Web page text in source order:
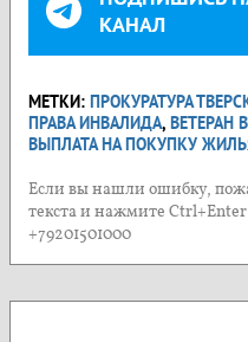
КАНАЛ
МЕТКИ: ПРОКУРАТУРА
ПРАВА ИНВАЛИДА, ВЕТЕРАН
ВЫПЛАТА НА ПОКУПКУ
Если вы нашли ошибку,
текста и нажмите
+79201501000